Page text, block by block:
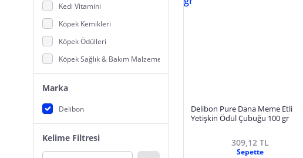
Kedi Vitamini
Köpek Kemikleri
Köpek Ödülleri
Köpek Sağlık & Bakım Malzemeleri
Marka
Delibon
Kelime Filtresi
Delibon Pure Dana Meme Etli
Yetişkin Ödül Çubuğu 100 gr
309,12 TL
Sepette